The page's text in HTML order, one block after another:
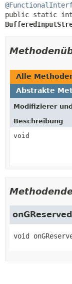
Alle
Abstrakte
Modifizierer
Beschreibung
void
void